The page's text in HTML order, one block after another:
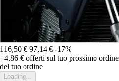
116,50 € 97,14 € -17%
+4,86 € offerti sul tuo prossimo ordine
del tuo ordine
Loading...